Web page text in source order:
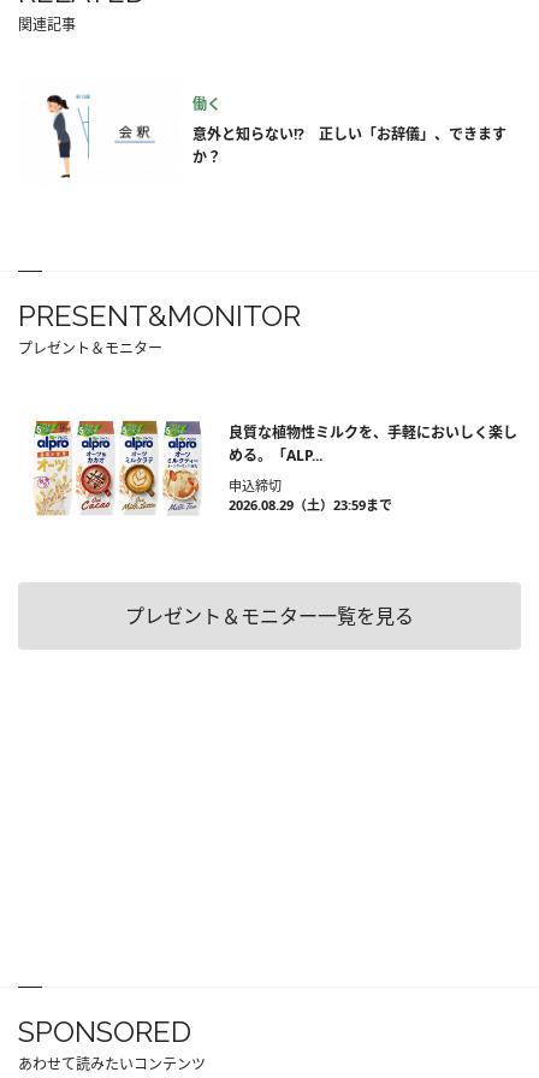
関連記事
働く
意外と知らない!? 正しい「お辞儀」、できます
か？
PRESENT&MONITOR
プレゼント＆モニター
良質な植物性ミルクを、手軽においしく楽し
める。「ALP...
申込締切
2026.08.29（土）23:59まで
プレゼント＆モニター一覧を見る
SPONSORED
あわせて読みたいコンテンツ